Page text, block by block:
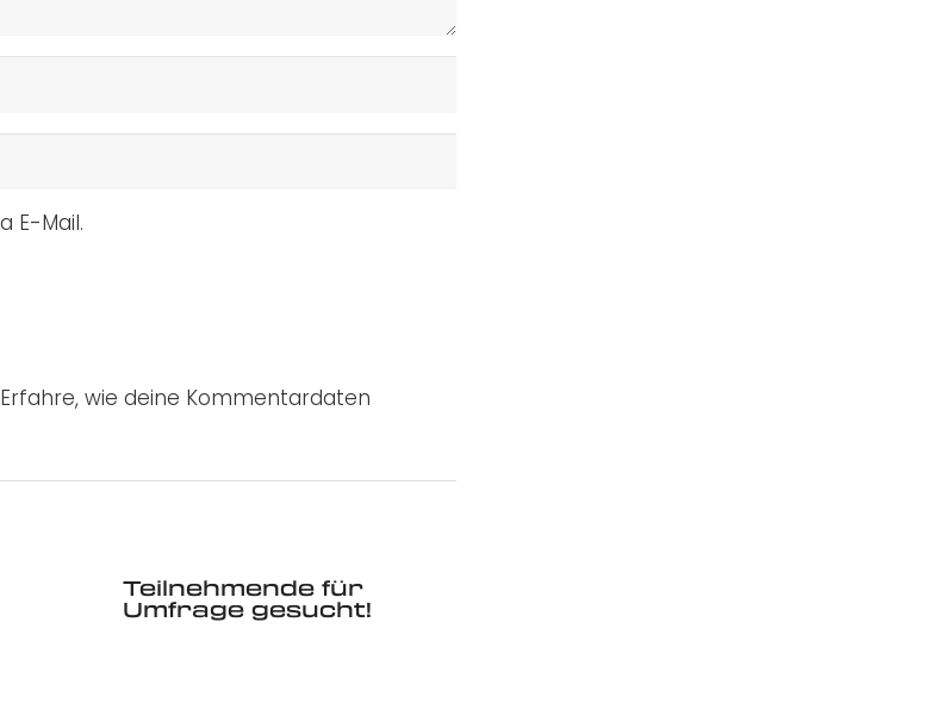
E-Mail.
Erfahre, wie deine Kommentardaten
Teilnehmende für
Umfrage gesucht!